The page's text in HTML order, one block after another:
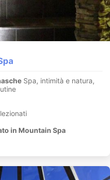
Spa, intimità e natura,
in Mountain Spa